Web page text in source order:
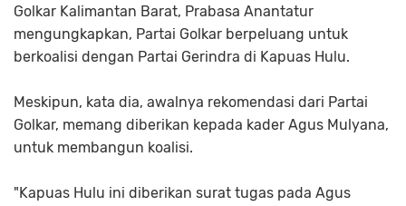
Golkar Kalimantan Barat, Prabasa Anantatur
mengungkapkan, Partai Golkar berpeluang untuk
berkoalisi dengan Partai Gerindra di Kapuas Hulu.
Meskipun, kata dia, awalnya rekomendasi dari Partai
Golkar, memang diberikan kepada kader Agus Mulyana,
untuk membangun koalisi.
"Kapuas Hulu ini diberikan surat tugas pada Agus